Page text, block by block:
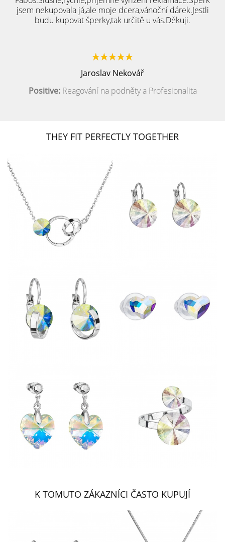
jsem nekupovala já,ale moje dcera,vánoční dárek.Jestli
budu kupovat šperky,tak určitě u vás.Děkuji.
Jaroslav Nekovář
Positive:Reagování na podněty a Profesionalita
THEY FIT PERFECTLY TOGETHER
K TOMUTO ZÁKAZNÍCI ČASTO KUPUJÍ